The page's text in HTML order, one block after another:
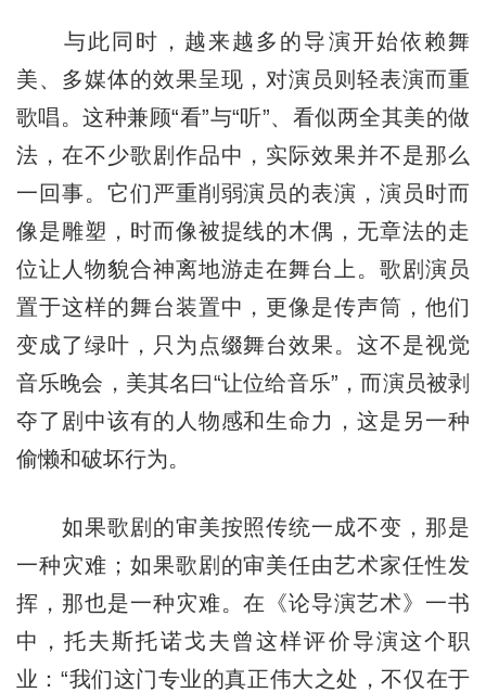
与此同时，越来越多的导演开始依赖舞
美、多媒体的效果呈现，对演员则轻表演而重
歌唱。这种兼顾“看”与“听”、看似两全其美的做
法，在不少歌剧作品中，实际效果并不是那么
一回事。它们严重削弱演员的表演，演员时而
像是雕塑，时而像被提线的木偶，无章法的走
位让人物貌合神离地游走在舞台上。歌剧演员
置于这样的舞台装置中，更像是传声筒，他们
变成了绿叶，只为点缀舞台效果。这不是视觉
音乐晚会，美其名曰“让位给音乐”，而演员被剥
夺了剧中该有的人物感和生命力，这是另一种
偷懒和破坏行为。
如果歌剧的审美按照传统一成不变，那是
一种灾难；如果歌剧的审美任由艺术家任性发
挥，那也是一种灾难。在《论导演艺术》一书
中，托夫斯托诺戈夫曾这样评价导演这个职
业：“我们这门专业的真正伟大之处，不仅在于